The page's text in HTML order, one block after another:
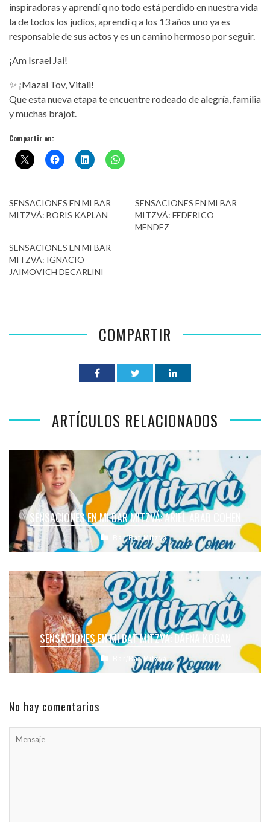
inspiradoras y aprendí q no todo está perdido en nuestra vida
la de todos los judíos, aprendí q a los 13 años uno ya es
responsable de sus actos y es un camino hermoso por seguir.
¡Am Israel Jai!
✨ ¡Mazal Tov, Vitali!
Que esta nueva etapa te encuentre rodeado de alegría, familia
y muchas brajot.
Compartir en:
SENSACIONES EN MI BAR
MITZVÁ: BORIS KAPLAN
SENSACIONES EN MI BAR
MITZVÁ: FEDERICO
MENDEZ
SENSACIONES EN MI BAR
MITZVÁ: IGNACIO
JAIMOVICH DECARLINI
COMPARTIR
ARTÍCULOS RELACIONADOS
SENSACIONES EN MI BAR MITZVÁ: ARIEL ARAB COHEN
Bar/Bat Mitzvá
SENSACIONES EN MI BAT MITZVÁ: DAFNA KOGAN
Bar/Bat Mitzvá
No hay comentarios